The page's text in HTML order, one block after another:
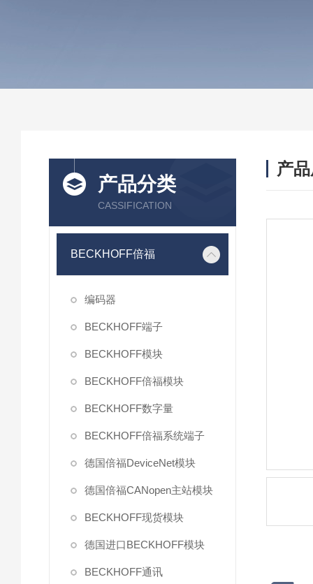
产品分类
CASSIFICATION
BECKHOFF倍福
编码器
BECKHOFF端子
BECKHOFF模块
BECKHOFF倍福模块
BECKHOFF数字量
BECKHOFF倍福系统端子
德国倍福DeviceNet模块
德国倍福CANopen主站模块
BECKHOFF现货模块
德国进口BECKHOFF模块
BECKHOFF通讯
产